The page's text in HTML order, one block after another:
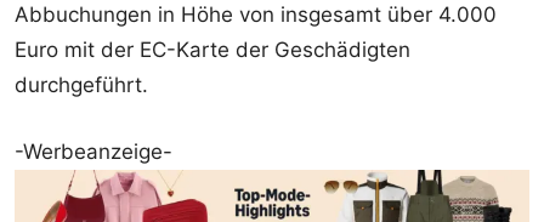
Abbuchungen in Höhe von insgesamt über 4.000
Euro mit der EC-Karte der Geschädigten
durchgeführt.
-Werbeanzeige-